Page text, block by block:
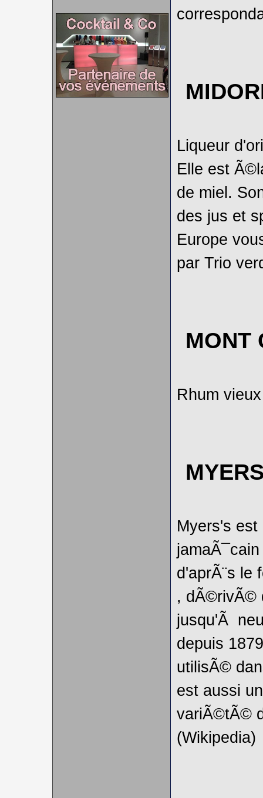
Liqueur
Elle est
de miel.
des jus et
Europe
par Trio
MONT
Rhum
Myers's est
d'aprÃ¨s le
, dÃ©rivÃ©
jusqu'Ã
depuis
utilisÃ©
est aussi
variÃ©tÃ©
(Wikipedia)